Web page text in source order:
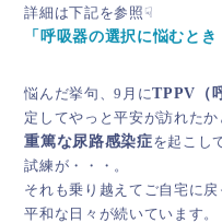
詳細は下記を参照☟
「呼吸器の選択に悩むとき
悩んだ挙句、9月にTPPV（
定してやっと平安が訪れた
重篤な尿路感染症 を起こし
試練が・・・。
それも乗り越えてご自宅に
平和な日々が続いています。